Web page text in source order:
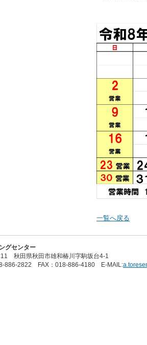
一覧へ戻る
グセンター
秋田県秋田市雄和椿川字駒坂台4-1
886-2822 FAX：018-886-4180 E-MAIL: